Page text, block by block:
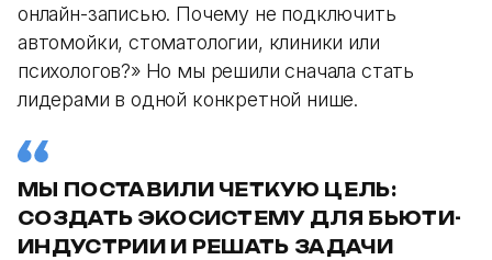
онлайн-записью. Почему не подключить
автомойки, стоматологии, клиники или
психологов?» Но мы решили сначала стать
лидерами в одной конкретной нише.
МЫ ПОСТАВИЛИ ЧЕТКУЮ ЦЕЛЬ:
СОЗДАТЬ ЭКОСИСТЕМУ ДЛЯ БЬЮТИ-
ИНДУСТРИИ И РЕШАТЬ ЗАДАЧИ